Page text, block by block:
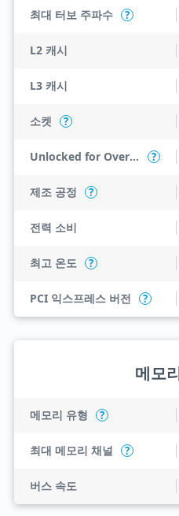
최대 터보 주파수 ?
L2 캐시
L3 캐시
소켓 ?
Unlocked for Overclocking ?
제조 공정 ?
전력 소비
최고 온도 ?
PCI 익스프레스 버전 ?
메모
메모리 유형 ?
최대 메모리 채널 ?
버스 속도